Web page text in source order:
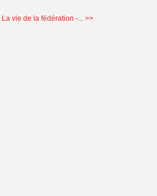
La vie de la fédération -... >>